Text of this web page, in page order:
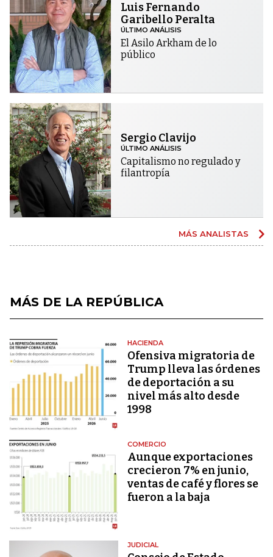
Luis Fernando
Garibello Peralta
ÚLTIMO ANÁLISIS
El Asilo Arkham de lo
público
Sergio Clavijo
ÚLTIMO ANÁLISIS
Capitalismo no regulado y
filantropía
MÁS ANALISTAS
MÁS DE LA REPÚBLICA
HACIENDA
Ofensiva migratoria de
Trump lleva las órdenes
de deportación a su
nivel más alto desde
1998
COMERCIO
Aunque exportaciones
crecieron 7% en junio,
ventas de café y flores se
fueron a la baja
JUDICIAL